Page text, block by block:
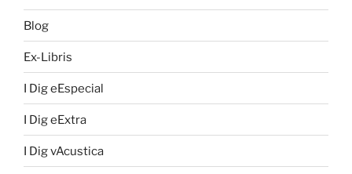
Blog
Ex-Libris
I Dig eEspecial
I Dig eExtra
I Dig vAcustica